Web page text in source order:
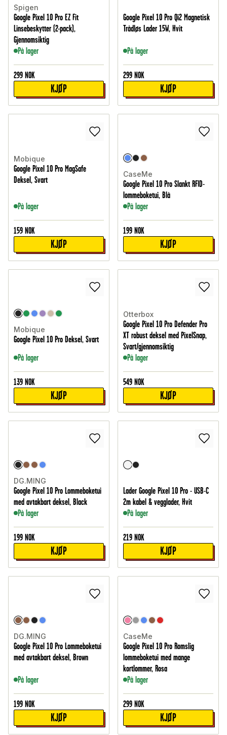
Spigen
Google Pixel 10 Pro EZ Fit
Linsebeskytter (2-pack),
Gjennomsiktig
På lager
299 NOK
KJØP
Google Pixel 10 Pro Qi2 Magnetisk
Trådløs Lader 15W, Hvit
På lager
299 NOK
KJØP
Mobique
Google Pixel 10 Pro MagSafe
Deksel, Svart
På lager
159 NOK
KJØP
CaseMe
Google Pixel 10 Pro Slankt RFID-
lommeboketui, Blå
På lager
199 NOK
KJØP
Mobique
Google Pixel 10 Pro Deksel, Svart
På lager
139 NOK
KJØP
Otterbox
Google Pixel 10 Pro Defender Pro
XT robust deksel med PixelSnap,
Svart/gjennomsiktig
På lager
549 NOK
KJØP
DG.MING
Google Pixel 10 Pro Lommeboketui
med avtakbart deksel, Black
På lager
199 NOK
KJØP
Lader Google Pixel 10 Pro - USB-C
2m kabel & vegglader, Hvit
På lager
219 NOK
KJØP
DG.MING
Google Pixel 10 Pro Lommeboketui
med avtakbart deksel, Brown
På lager
199 NOK
KJØP
CaseMe
Google Pixel 10 Pro Romslig
lommeboketui med mange
kortlommer, Rosa
På lager
299 NOK
KJØP